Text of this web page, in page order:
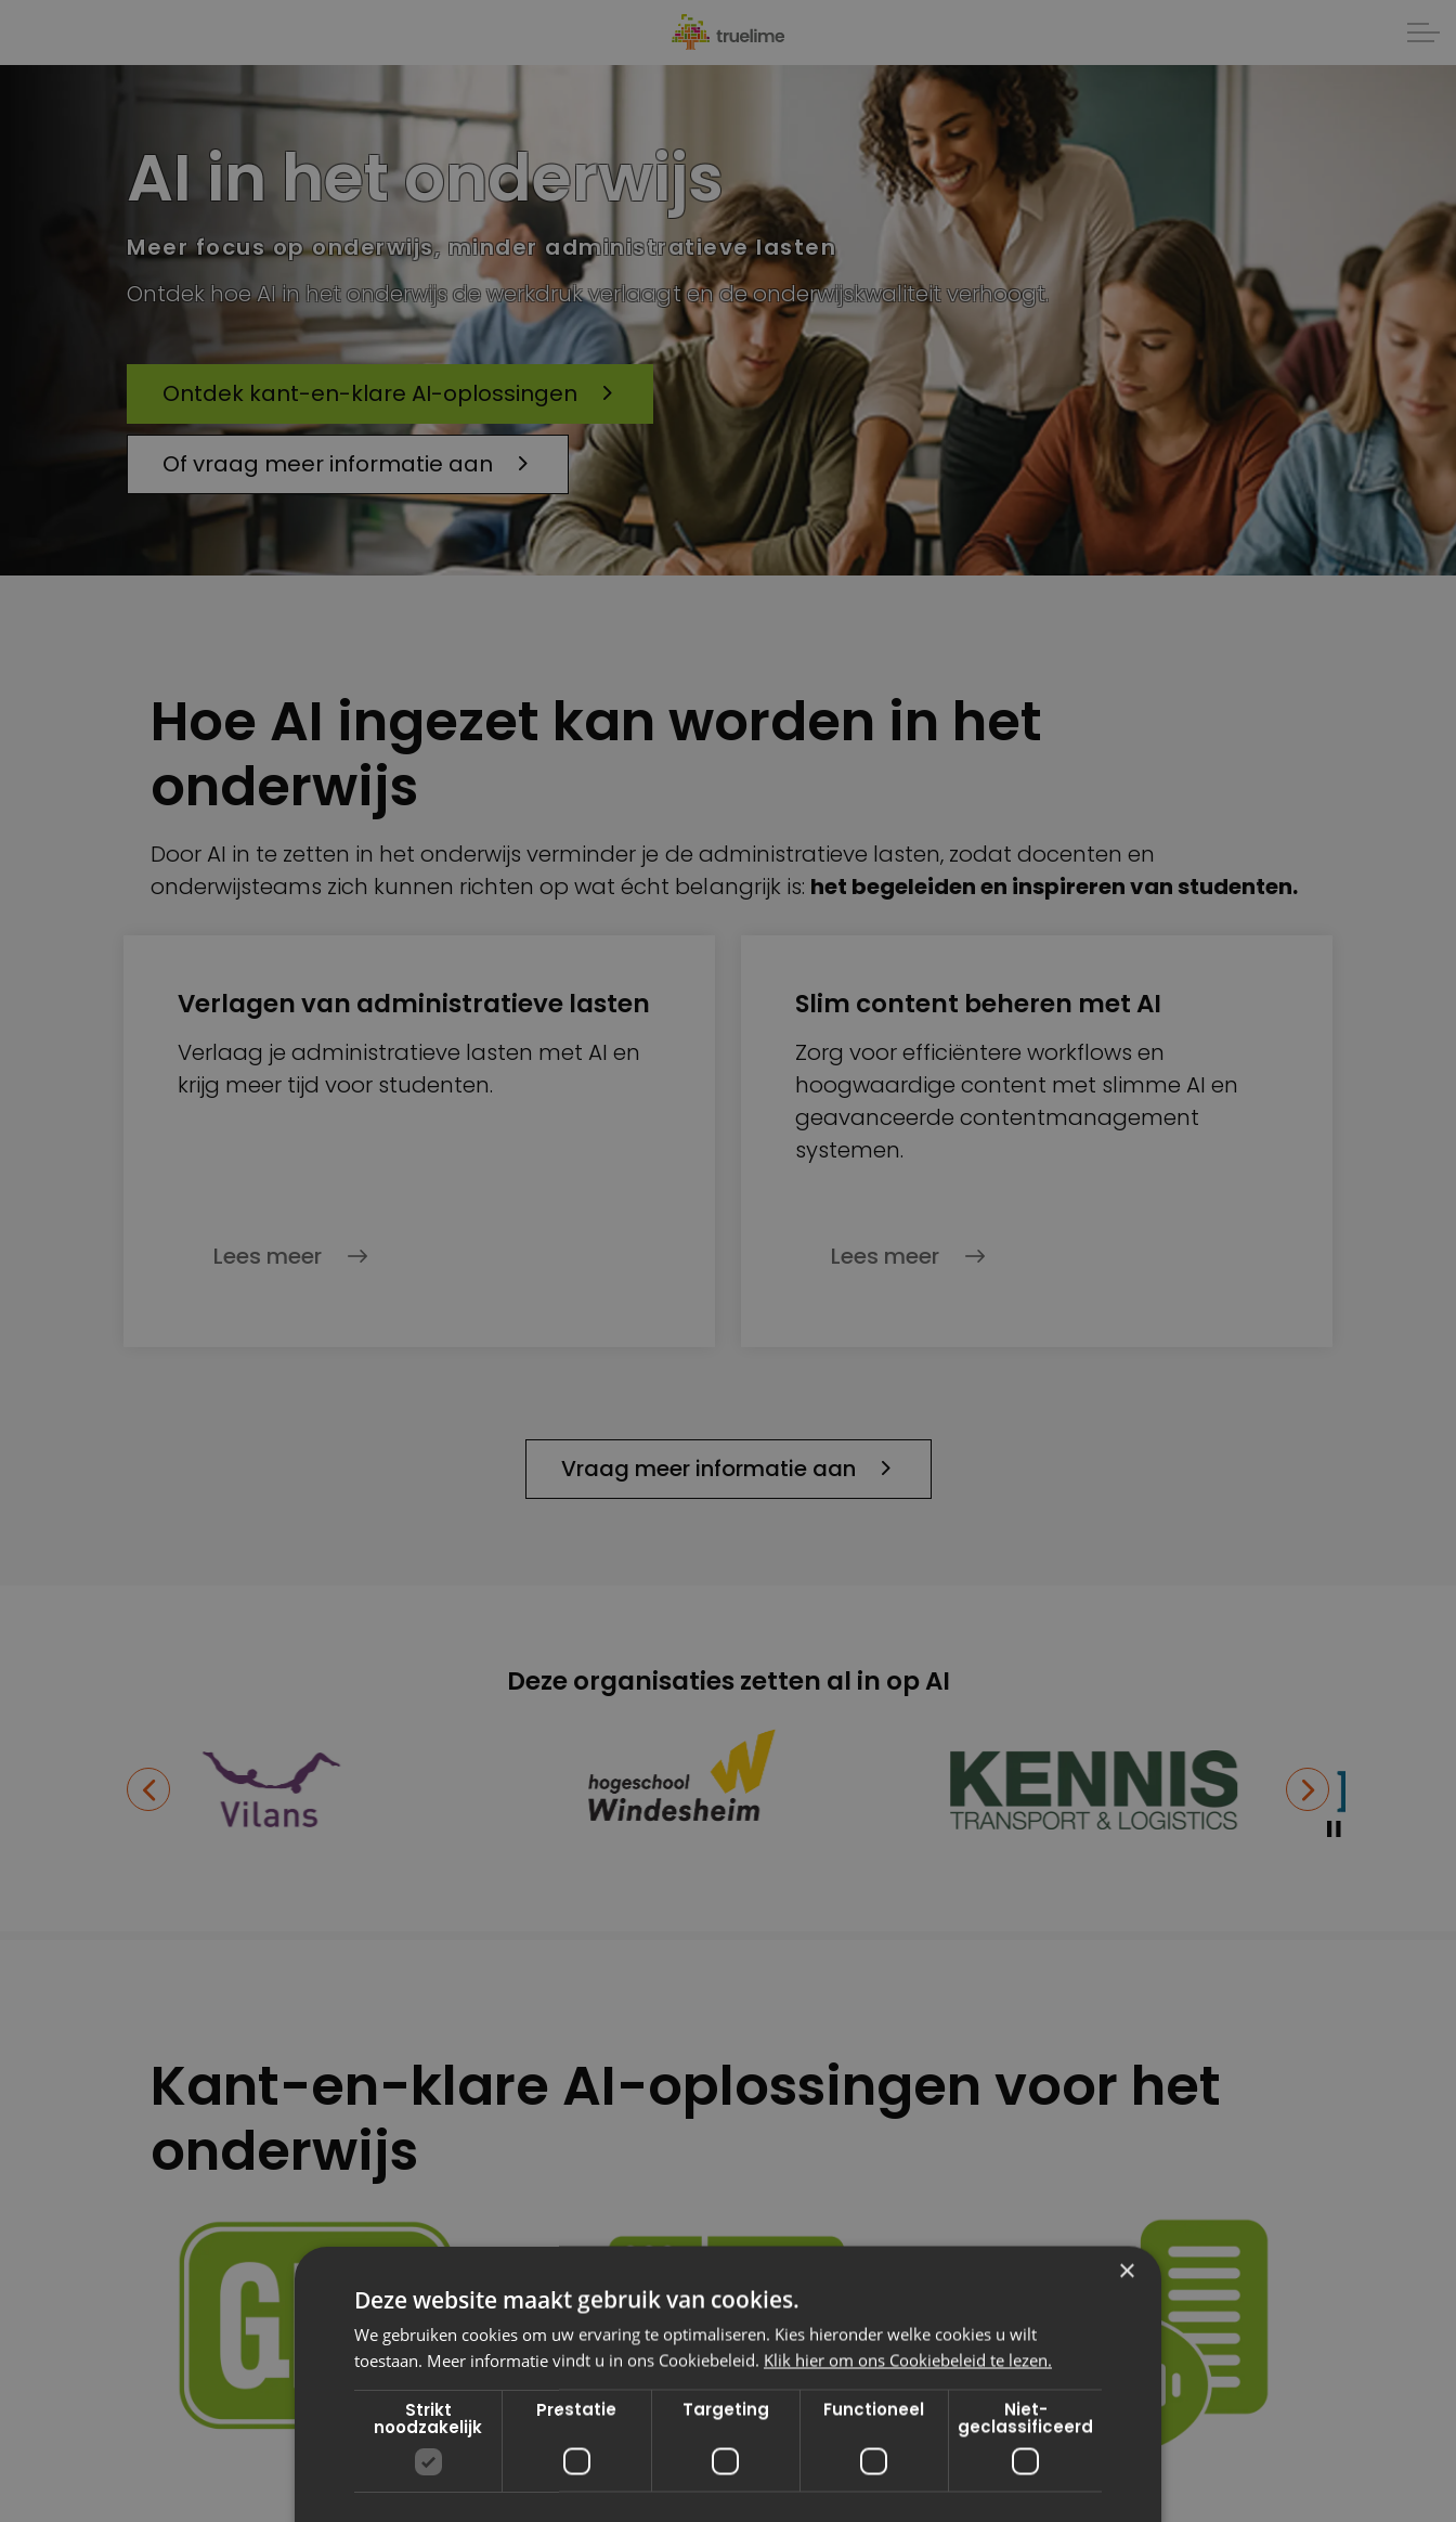
AI in het onderwijs
Meer focus op onderwijs, minder administratieve lasten
Ontdek hoe AI in het onderwijs de werkdruk verlaagt en de onderwijskwaliteit verhoogt.
Ontdek kant-en-klare AI-oplossingen
Of vraag meer informatie aan
Hoe AI ingezet kan worden in het
onderwijs
Door AI in te zetten in het onderwijs verminder je de administratieve lasten, zodat docenten en
onderwijsteams zich kunnen richten op wat écht belangrijk is: het begeleiden en inspireren van studenten.
Verlagen van administratieve lasten
Verlaag je administratieve lasten met AI en
krijg meer tijd voor studenten.
Lees meer
Slim content beheren met AI
Zorg voor efficiëntere workflows en
hoogwaardige content met slimme AI en
geavanceerde contentmanagement
systemen.
Lees meer
Vraag meer informatie aan
Deze organisaties zetten al in op AI
Kant-en-klare AI-oplossingen voor het
onderwijs
×
Deze website maakt gebruik van cookies.
We gebruiken cookies om uw ervaring te optimaliseren. Kies hieronder welke cookies u wilt
toestaan. Meer informatie vindt u in ons Cookiebeleid. Klik hier om ons Cookiebeleid te lezen.
Strikt
noodzakelijk
Prestatie Targeting Functioneel Niet-
geclassificeerd